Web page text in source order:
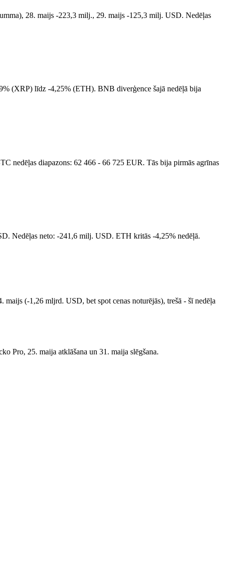
28. maijs -223,3 milj., 29. maijs -125,3 milj. USD. Nedēļas
(XRP) līdz -4,25% (ETH). BNB diverģence šajā nedēļā bija
diapazons: 62 466 - 66 725 EUR. Tās bija pirmās agrīnas
Nedēļas neto: -241,6 milj. USD. ETH kritās -4,25% nedēļā.
(-1,26 mljrd. USD, bet spot cenas noturējās), trešā - šī nedēļa
Pro, 25. maija atklāšana un 31. maija slēgšana.